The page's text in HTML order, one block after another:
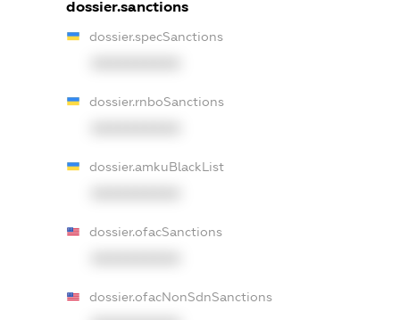
dossier.sanctions
dossier.specSanctions
dossier.rnboSanctions
dossier.amkuBlackList
dossier.ofacSanctions
dossier.ofacNonSdnSanctions